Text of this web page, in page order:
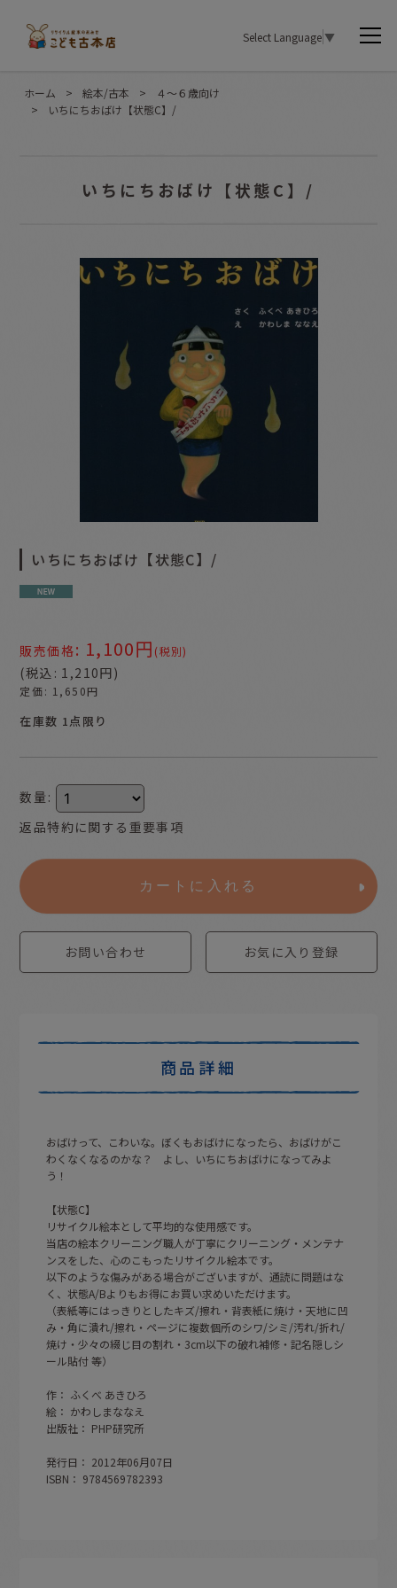
Select Language▼
ホーム > 絵本/古本 >
４〜６歳向け
>
いちにちおばけ【状態C】/
いちにちおばけ【状態C】/
いちにちおばけ【状態C】/
販売価格: 1,100円 (税別)
(税込 : 1,210円)
定価: 1,650円
在庫数 1点限り
数量 :
返品特約に関する重要事項
カートに入れる
お問い合わせ お気に入り登録
商品詳細
おばけって、こわいな。ぼくもおばけになったら、おばけがこ
わくなくなるのかな？ よし、いちにちおばけになってみよ
う！
【状態C】
リサイクル絵本として平均的な使用感です。
当店の絵本クリーニング職人が丁寧にクリーニング・メンテナ
ンスをした、心のこもったリサイクル絵本です。
以下のような傷みがある場合がございますが、通読に問題はな
く、状態A/Bよりもお得にお買い求めいただけます。
（表紙等にはっきりとしたキズ/擦れ・背表紙に焼け・天地に凹
み・角に潰れ/擦れ・ページに複数個所のシワ/シミ/汚れ/折れ/
焼け・少々の綴じ目の割れ・3cm以下の破れ補修・記名隠しシ
ール貼付 等）
作： ふくべ あきひろ
絵： かわしまななえ
出版社： PHP研究所
発行日： 2012年06月07日
ISBN： 9784569782393